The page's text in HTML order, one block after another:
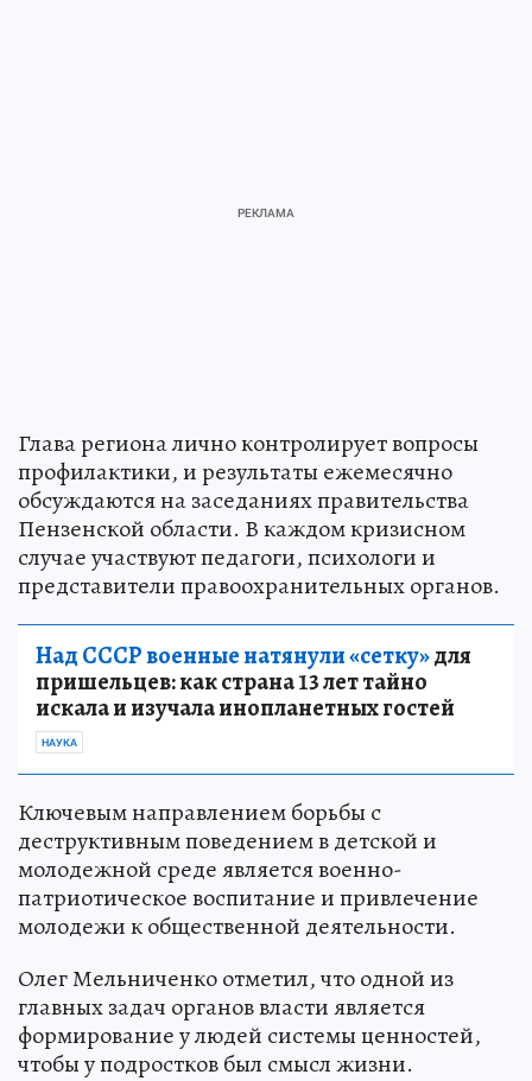
Глава региона лично контролирует вопросы
профилактики, и результаты ежемесячно
обсуждаются на заседаниях правительства
Пензенской области. В каждом кризисном
случае участвуют педагоги, психологи и
представители правоохранительных органов.
Над СССР военные натянули «сетку»для
пришельцев: как страна 13 лет тайно
искала и изучала инопланетных гостей
НАУКА
Ключевым направлением борьбы с
деструктивным поведением в детской и
молодежной среде является военно-
патриотическое воспитание и привлечение
молодежи к общественной деятельности.
Олег Мельниченко отметил, что одной из
главных задач органов власти является
формирование у людей системы ценностей,
чтобы у подростков был смысл жизни.